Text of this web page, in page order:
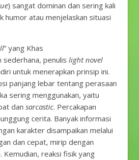
) sangat dominan dan sering kali
humor atau menjelaskan situasi
” yang Khas
sederhana, penulis light novel
untuk menerapkan prinsip ini.
panjang lebar tentang perasaan
sering menggunakan, yaitu
dan sarcastic. Percakapan
cerita. Banyak informasi
karakter disampaikan melalui
dan cepat, mirip dengan
Kemudian, reaksi fisik yang